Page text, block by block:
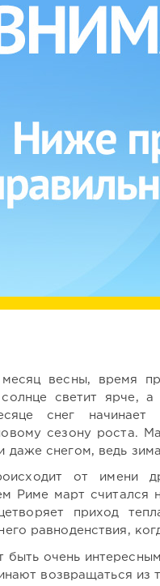
весны, время
солнце светит ярче,
снег начинает
сезону роста.
даже снегом, ведь
от имени
Риме март считался
приход
равноденствия,
быть очень
возвращаться из